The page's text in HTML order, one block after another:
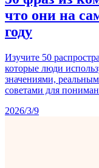
что они на
году
Изучите 50
которые люди
значениями,
советами для
2026/3/9